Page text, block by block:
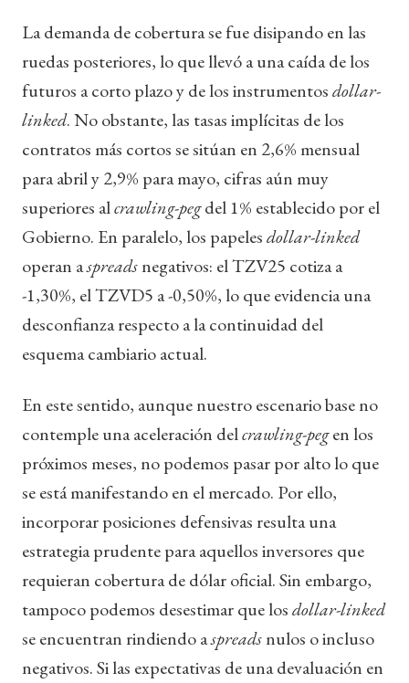
La demanda de cobertura se fue disipando en las
ruedas posteriores, lo que llevó a una caída de los
futuros a corto plazo y de los instrumentosdollar-
linked. No obstante, las tasas implícitas de los
contratos más cortos se sitúan en 2,6% mensual
para abril y 2,9% para mayo, cifras aún muy
superiores alcrawling-pegdel 1% establecido por el
Gobierno. En paralelo, los papelesdollar-linked
operan aspreadsnegativos: el TZV25 cotiza a
-1,30%, el TZVD5 a -0,50%, lo que evidencia una
desconfianza respecto a la continuidad del
esquema cambiario actual.
En este sentido, aunque nuestro escenario base no
contemple una aceleración delcrawling-pegen los
próximos meses, no podemos pasar por alto lo que
se está manifestando en el mercado. Por ello,
incorporar posiciones defensivas resulta una
estrategia prudente para aquellos inversores que
requieran cobertura de dólar oficial. Sin embargo,
tampoco podemos desestimar que losdollar-linked
se encuentran rindiendo aspreadsnulos o incluso
negativos. Si las expectativas de una devaluación en